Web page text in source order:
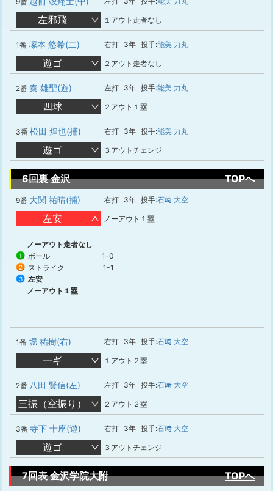
左邪飛 １アウト走者なし
1番 塚本 悠希(二) 右打 3年 投手:能美 力丸
遊ゴ ２アウト走者なし
2番 秦 雄聖(遊) 左打 3年 投手:能美 力丸
四球 ２アウト１塁
3番 松田 煌也(捕) 右打 3年 投手:能美 力丸
遊ゴ ３アウトチェンジ
6回裏 金沢 TOPへ
9番 大関 祐晴(捕) 右打 3年 投手:石﨑 大空
左安 ノーアウト１塁
ノーアウト走者なし
1 ボール 1-0
2 ストライク 1-1
3
左安
ノーアウト１塁
1番 堀 祐樹(右) 右打 3年 投手:石﨑 大空
一ギ １アウト２塁
2番 八田 賢信(左) 左打 3年 投手:石﨑 大空
三振（空振り） ２アウト２塁
3番 寺下 十座(遊) 右打 3年 投手:石﨑 大空
遊ゴ ３アウトチェンジ
7回表 金沢学院大附 TOPへ